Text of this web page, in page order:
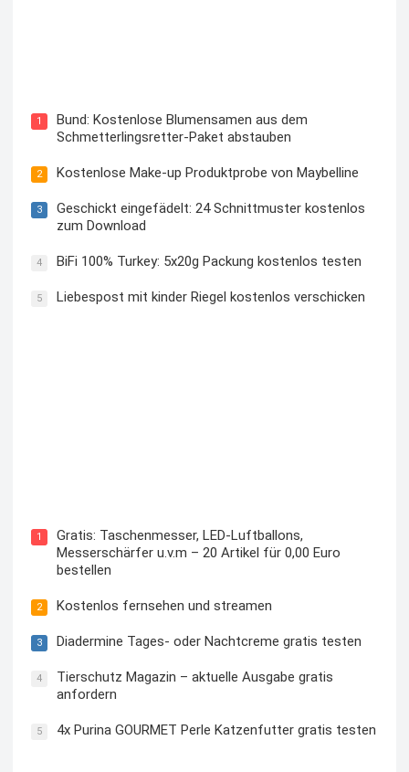
1
Bund: Kostenlose Blumensamen aus dem
Schmetterlingsretter-Paket abstauben
2 Kostenlose Make-up Produktprobe von Maybelline
3
Geschickt eingefädelt: 24 Schnittmuster kostenlos
zum Download
4 BiFi 100% Turkey: 5x20g Packung kostenlos testen
5 Liebespost mit kinder Riegel kostenlos verschicken
1
Gratis: Taschenmesser, LED-Luftballons,
Messerschärfer u.v.m – 20 Artikel für 0,00 Euro
bestellen
2 Kostenlos fernsehen und streamen
3 Diadermine Tages- oder Nachtcreme gratis testen
4
Tierschutz Magazin – aktuelle Ausgabe gratis
anfordern
5 4x Purina GOURMET Perle Katzenfutter gratis testen